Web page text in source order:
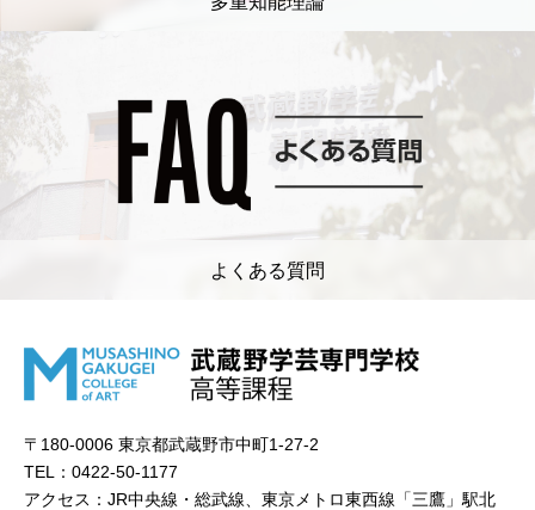
よくある質問
〒180-0006 東京都武蔵野市中町1-27-2
TEL：0422-50-1177
アクセス：JR中央線・総武線、東京メトロ東西線「三鷹」駅北